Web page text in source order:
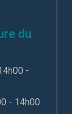
du
-
- 14h00